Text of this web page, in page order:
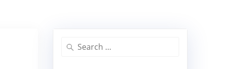
Search
for: